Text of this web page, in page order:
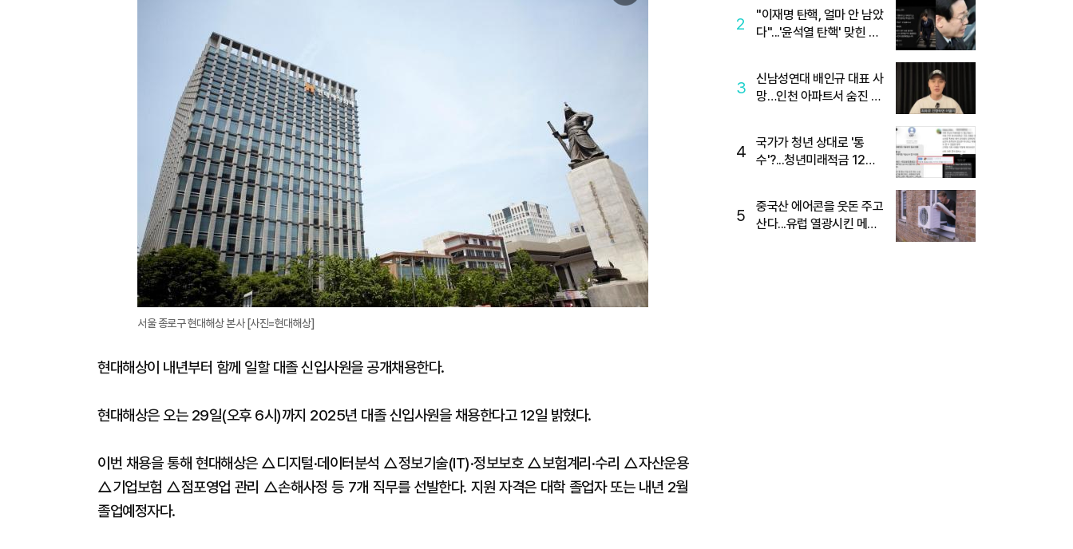
미
서울 종로구 현대해상 본사 [사진=현대해상]
현대해상이 내년부터 함께 일할 대졸 신입사원을 공개채용한다.
현대해상은 오는 29일(오후 6시)까지 2025년 대졸 신입사원을 채용한다고 12일 밝혔다.
이번 채용을 통해 현대해상은 △디지털·데이터분석 △정보기술(IT)·정보보호 △보험계리·수리 △자산운용
△기업보험 △점포영업 관리 △손해사정 등 7개 직무를 선발한다. 지원 자격은 대학 졸업자 또는 내년 2월
졸업예정자다.
2
"이재명 탄핵, 얼마 안 남았
다"...'윤석열 탄핵' 맞힌 무
3
신남성연대 배인규 대표 사
망…인천 아파트서 숨진 채
4
국가가 청년 상대로 '통
수'?...청년미래적금 12%
5
중국산 에어콘을 웃돈 주고
산다...유럽 열광시킨 메이